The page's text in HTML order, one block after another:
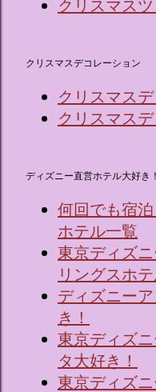
クリスマス
クリスマスデコレーション
クリスマス
クリスマス
ディズニー直営ホテル大好き！
何回でも宿
ホテル一覧
東京ディズ
リングスホ
ディズニー
き！
東京ディズ
タ大好き！
東京ディズ